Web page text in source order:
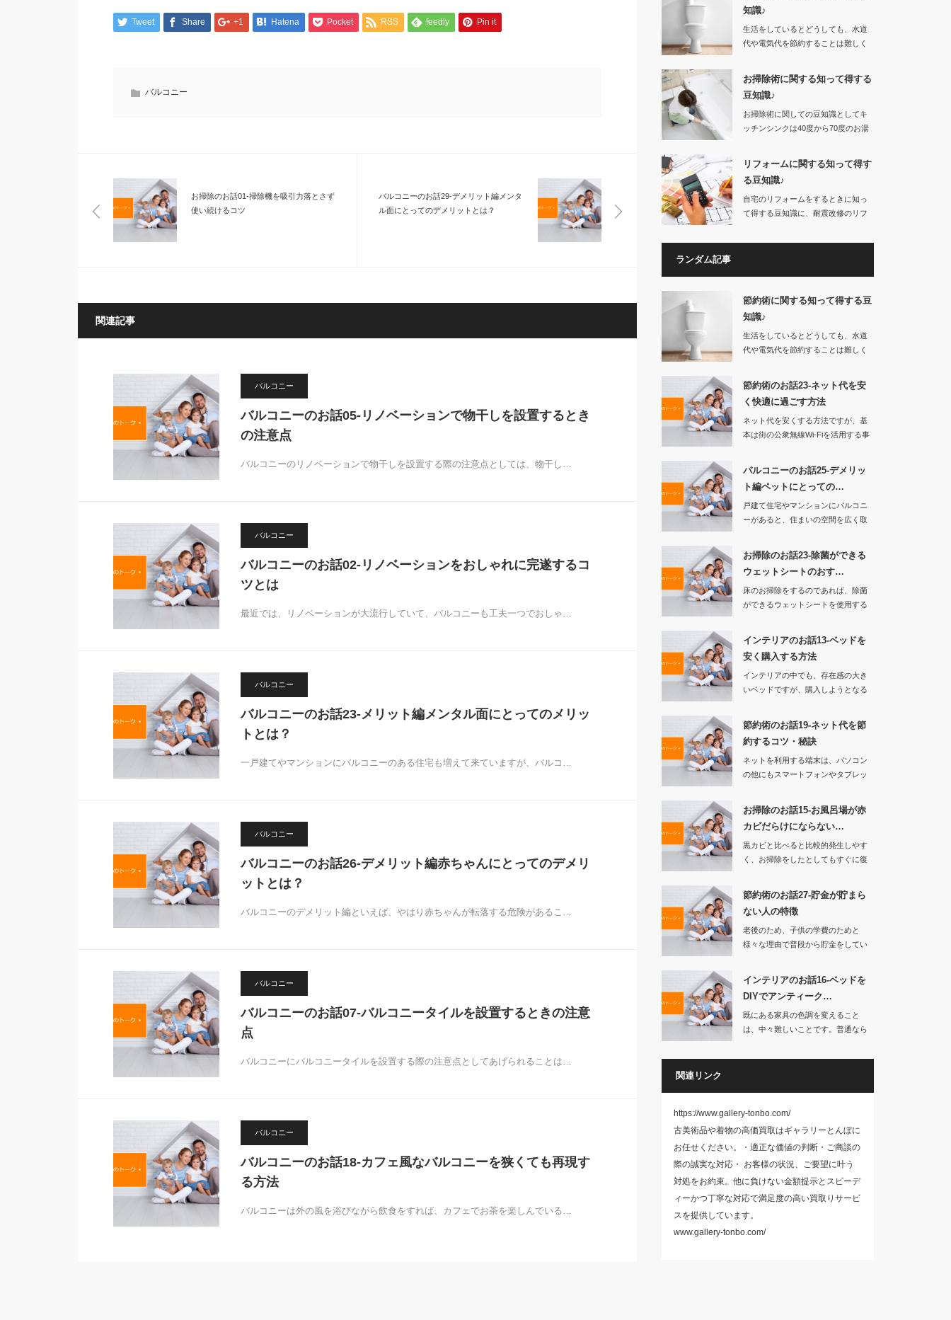
Tweet Share +1 Hatena Pocket RSS feedly Pin it
バルコニー
お掃除のお話01-掃除機を吸引力落とさず
使い続けるコツ
バルコニーのお話29-デメリット編メンタ
ル面にとってのデメリットとは？
関連記事
バルコニー
バルコニーのお話05-リノベーションで物干しを設置するとき
の注意点
バルコニーのリノベーションで物干しを設置する際の注意点としては、物干し…
バルコニー
バルコニーのお話02-リノベーションをおしゃれに完遂するコ
ツとは
最近では、リノベーションが大流行していて、バルコニーも工夫一つでおしゃ…
バルコニー
バルコニーのお話23-メリット編メンタル面にとってのメリッ
トとは？
一戸建てやマンションにバルコニーのある住宅も増えて来ていますが、バルコ…
バルコニー
バルコニーのお話26-デメリット編赤ちゃんにとってのデメリ
ットとは？
バルコニーのデメリット編といえば、やはり赤ちゃんが転落する危険があるこ…
バルコニー
バルコニーのお話07-バルコニータイルを設置するときの注意
点
バルコニーにバルコニータイルを設置する際の注意点としてあげられることは…
バルコニー
バルコニーのお話18-カフェ風なバルコニーを狭くても再現す
る方法
バルコニーは外の風を浴びながら飲食をすれば、カフェでお茶を楽しんでいる…
知識♪
生活をしているとどうしても、水道
代や電気代を節約することは難しく
お掃除術に関する知って得する
豆知識♪
お掃除術に関しての豆知識としてキ
ッチンシンクは40度から70度のお湯
リフォームに関する知って得す
る豆知識♪
自宅のリフォームをするときに知っ
て得する豆知識に、耐震改修のリフ
ランダム記事
節約術に関する知って得する豆
知識♪
生活をしているとどうしても、水道
代や電気代を節約することは難しく
節約術のお話23-ネット代を安
く快適に過ごす方法
ネット代を安くする方法ですが、基
本は街の公衆無線Wi-Fiを活用する事
バルコニーのお話25-デメリッ
ト編ペットにとっての…
戸建て住宅やマンションにバルコニ
ーがあると、住まいの空間を広く取
お掃除のお話23-除菌ができる
ウェットシートのおす…
床のお掃除をするのであれば、除菌
ができるウェットシートを使用する
インテリアのお話13-ベッドを
安く購入する方法
インテリアの中でも、存在感の大き
いベッドですが、購入しようとなる
節約術のお話19-ネット代を節
約するコツ・秘訣
ネットを利用する端末は、パソコン
の他にもスマートフォンやタブレッ
お掃除のお話15-お風呂場が赤
カビだらけにならない…
黒カビと比べると比較的発生しやす
く、お掃除をしたとしてもすぐに復
節約術のお話27-貯金が貯まら
ない人の特徴
老後のため、子供の学費のためと
様々な理由で普段から貯金をしてい
インテリアのお話16-ベッドを
DIYでアンティーク…
既にある家具の色調を変えること
は、中々難しいことです。普通なら
関連リンク
https://www.gallery-tonbo.com/
古美術品や着物の高価買取はギャラリーとんぼに
お任せください。・適正な価値の判断・ご商談の
際の誠実な対応・ お客様の状況、ご要望に叶う
対処をお約束。他に負けない金額提示とスピーデ
ィーかつ丁寧な対応で満足度の高い買取りサービ
スを提供しています。
www.gallery-tonbo.com/